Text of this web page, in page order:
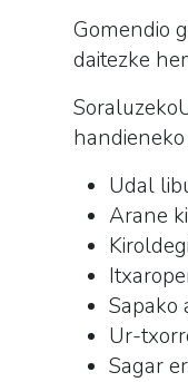
Gomendio
daitezke
Udal
Arane
Sapako
Ur-
Sagar